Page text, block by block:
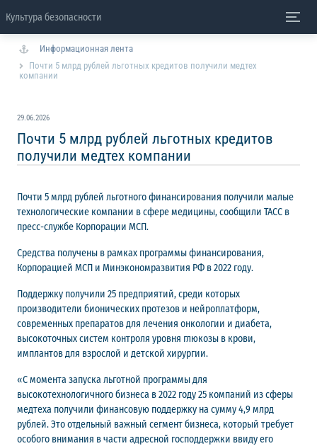
Культура безопасности
Информационная лента
Почти 5 млрд рублей льготных кредитов получили медтех
компании
29.06.2026
Почти 5 млрд рублей льготных кредитов
получили медтех компании
Почти 5 млрд рублей льготного финансирования получили малые
технологические компании в сфере медицины, сообщили ТАСС в
пресс-службе Корпорации МСП.
Средства получены в рамках программы финансирования,
Корпорацией МСП и Минэкономразвития РФ в 2022 году.
Поддержку получили 25 предприятий, среди которых
производители бионических протезов и нейроплатформ,
современных препаратов для лечения онкологии и диабета,
высокоточных систем контроля уровня глюкозы в крови,
имплантов для взрослой и детской хирургии.
«С момента запуска льготной программы для
высокотехнологичного бизнеса в 2022 году 25 компаний из сферы
медтеха получили финансовую поддержку на сумму 4,9 млрд
рублей. Это отдельный важный сегмент бизнеса, который требует
особого внимания в части адресной господдержки ввиду его